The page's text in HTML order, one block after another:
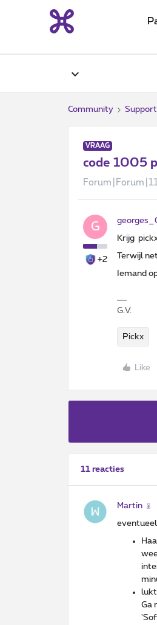
Community Support
VRAAG
code 1005
G
+2
Krijg
Terwijl
Iemand
G.V.
Pickx
Like
11 reacties
Martin
lukt
Ga